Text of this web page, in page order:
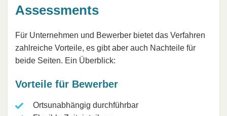
Assessments
Für Unternehmen und Bewerber bietet das Verfahren
zahlreiche Vorteile, es gibt aber auch Nachteile für
beide Seiten. Ein Überblick:
Vorteile für Bewerber
Ortsunabhängig durchführbar